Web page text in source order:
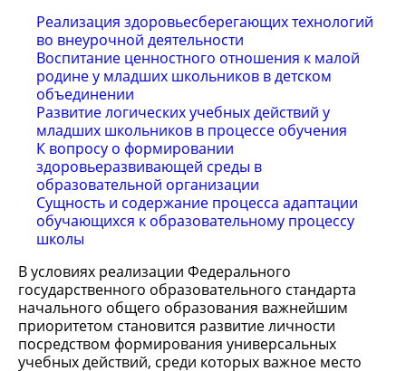
Реализация здоровьесберегающих технологий
во внеурочной деятельности
Воспитание ценностного отношения к малой
родине у младших школьников в детском
объединении
Развитие логических учебных действий у
младших школьников в процессе обучения
К вопросу о формировании
здоровьеразвивающей среды в
образовательной организации
Сущность и содержание процесса адаптации
обучающихся к образовательному процессу
школы
В условиях реализации Федерального
государственного образовательного стандарта
начального общего образования важнейшим
приоритетом становится развитие личности
посредством формирования универсальных
учебных действий, среди которых важное место